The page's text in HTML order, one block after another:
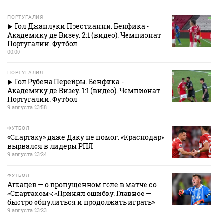
ПОРТУГАЛИЯ
Гол Джанлуки Престианни. Бенфика -
Академику де Визеу. 2:1 (видео). Чемпионат
Португалии. Футбол
00:00
ПОРТУГАЛИЯ
Гол Рубена Перейры. Бенфика -
Академику де Визеу. 1:1 (видео). Чемпионат
Португалии. Футбол
9 августа 23:58
ФУТБОЛ
«Спартаку» даже Даку не помог. «Краснодар»
вырвался в лидеры РПЛ
9 августа 23:24
ФУТБОЛ
Агкацев — о пропущенном голе в матче со
«Спартаком»: «Принял ошибку. Главное —
быстро обнулиться и продолжать играть»
9 августа 23:23